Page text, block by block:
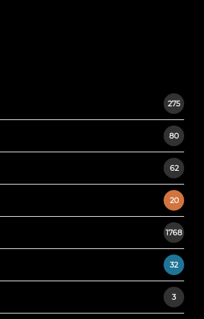
275
80
62
20
1768
32
3